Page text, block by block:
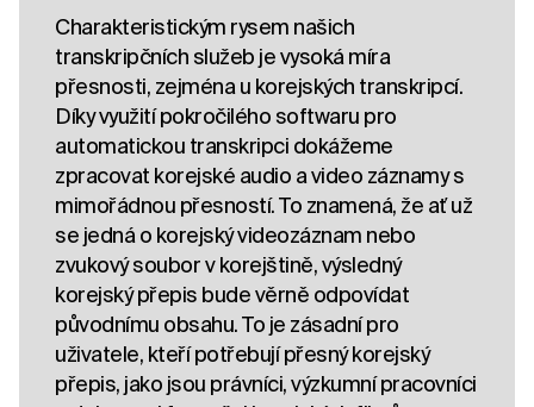
Charakteristickým rysem našich
transkripčních služeb je vysoká míra
přesnosti, zejména u korejských transkripcí.
Díky využití pokročilého softwaru pro
automatickou transkripci dokážeme
zpracovat korejské audio a video záznamy s
mimořádnou přesností. To znamená, že ať už
se jedná o korejský videozáznam nebo
zvukový soubor v korejštině, výsledný
korejský přepis bude věrně odpovídat
původnímu obsahu. To je zásadní pro
uživatele, kteří potřebují přesný korejský
přepis, jako jsou právníci, výzkumní pracovníci